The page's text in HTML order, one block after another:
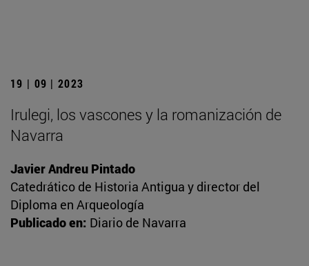
19 | 09 | 2023
Irulegi, los vascones y la romanización de
Navarra
Javier Andreu Pintado
Catedrático de Historia Antigua y director del
Diploma en Arqueología
Publicado en: Diario de Navarra